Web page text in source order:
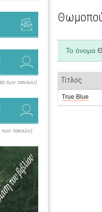
των ταινιών)
των ταινιών)
Το όνομα
Τίτλος
True Blue